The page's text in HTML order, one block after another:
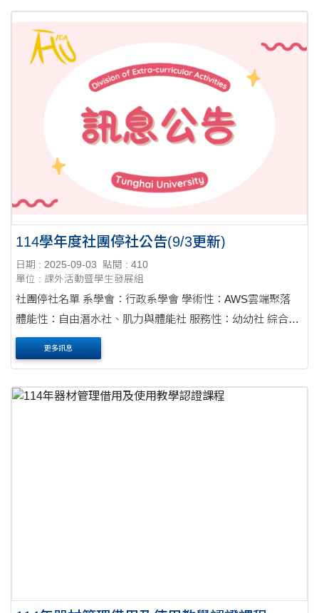
114學年度社團停社公告(9/3更新)
日期 : 2025-09-03
點閱 : 410
單位 : 課外活動暨學生發展組
社團停社名單 系學會：行政系學會 學術性：AWS雲端聚落
體能性：自由潛水社、肌力與體能社 服務性：幼幼社 綜合
性：旅遊社 上述6個社團未能完成社團改選並繳交社團....
更多訊息